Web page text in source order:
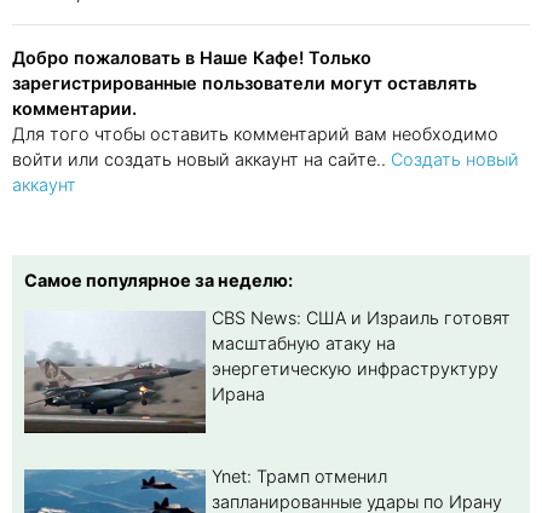
Добро пожаловать в Наше Кафе! Только
зарегистрированные пользователи могут оставлять
комментарии.
Для того чтобы оставить комментарий вам необходимо
войти или создать новый аккаунт на сайте.. Создать новый
аккаунт
Самое популярное за неделю:
CBS News: США и Израиль готовят
масштабную атаку на
энергетическую инфраструктуру
Ирана
Ynet: Трамп отменил
запланированные удары по Ирану